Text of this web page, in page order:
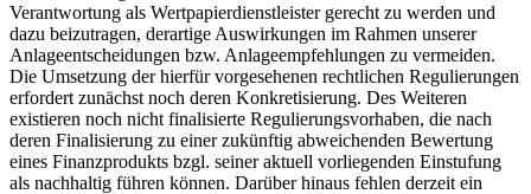
Verantwortung als Wertpapierdienstleister gerecht zu werden und
dazu beizutragen, derartige Auswirkungen im Rahmen unserer
Anlageentscheidungen bzw. Anlageempfehlungen zu vermeiden.
Die Umsetzung der hierfür vorgesehenen rechtlichen Regulierungen
erfordert zunächst noch deren Konkretisierung. Des Weiteren
existieren noch nicht finalisierte Regulierungsvorhaben, die nach
deren Finalisierung zu einer zukünftig abweichenden Bewertung
eines Finanzprodukts bzgl. seiner aktuell vorliegenden Einstufung
als nachhaltig führen können. Darüber hinaus fehlen derzeit ein